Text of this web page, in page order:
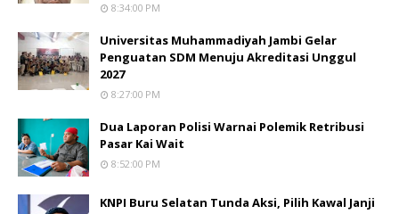
8:34:00 PM
Universitas Muhammadiyah Jambi Gelar
Penguatan SDM Menuju Akreditasi Unggul
2027
8:27:00 PM
Dua Laporan Polisi Warnai Polemik Retribusi
Pasar Kai Wait
8:52:00 PM
KNPI Buru Selatan Tunda Aksi, Pilih Kawal Janji